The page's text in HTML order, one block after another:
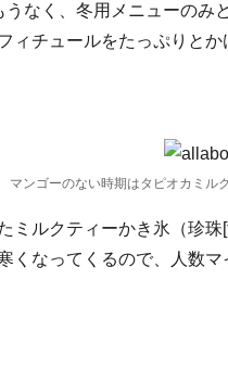
うなく、冬用メニューのみ
ィチュールをたっぷりと
マンゴーのない時期はタピオカミル
ミルクティーかき氷（珍
くなってくるので、人数